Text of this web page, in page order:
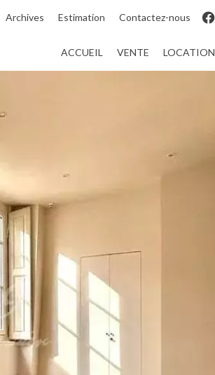
Archives Estimation Contactez-nous
ACCUEIL VENTE LOCATION